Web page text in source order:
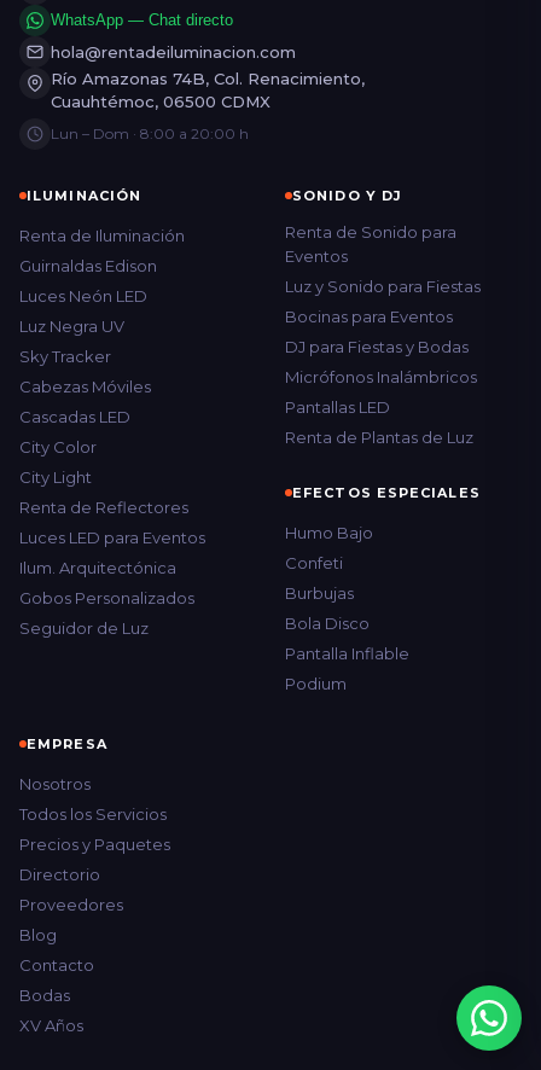
WhatsApp — Chat directo
hola@rentadeiluminacion.com
Río Amazonas 74B, Col. Renacimiento,
Cuauhtémoc, 06500 CDMX
Lun – Dom · 8:00 a 20:00 h
ILUMINACIÓN
Renta de Iluminación
Guirnaldas Edison
Luces Neón LED
Luz Negra UV
Sky Tracker
Cabezas Móviles
Cascadas LED
City Color
City Light
Renta de Reflectores
Luces LED para Eventos
Ilum. Arquitectónica
Gobos Personalizados
Seguidor de Luz
SONIDO Y DJ
Renta de Sonido para
Eventos
Luz y Sonido para Fiestas
Bocinas para Eventos
DJ para Fiestas y Bodas
Micrófonos Inalámbricos
Pantallas LED
Renta de Plantas de Luz
EFECTOS ESPECIALES
Humo Bajo
Confeti
Burbujas
Bola Disco
Pantalla Inflable
Podium
EMPRESA
Nosotros
Todos los Servicios
Precios y Paquetes
Directorio
Proveedores
Blog
Contacto
Bodas
XV Años